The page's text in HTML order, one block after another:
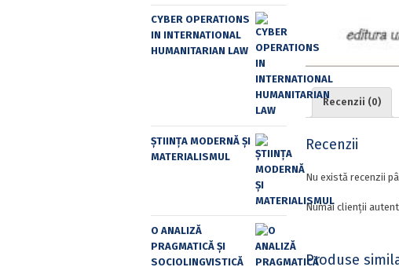
Recenzii (0)
Recenzii
Nu există recenzii
Numai clienții
Produse
CYBER OPERATIONS
IN INTERNATIONAL
HUMANITARIAN LAW
ȘTIINȚA MODERNĂ ȘI
MATERIALISMUL
O ANALIZĂ
PRAGMATICĂ ȘI
SOCIOLINGVISTICĂ